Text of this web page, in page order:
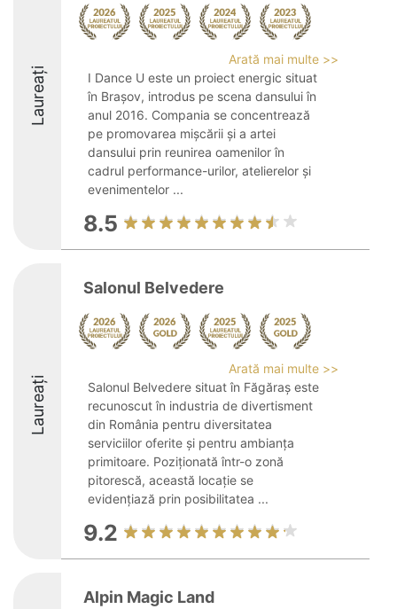
Laureați
Arată mai multe >>
I Dance U este un proiect energic situat
în Brașov, introdus pe scena dansului în
anul 2016. Compania se concentrează
pe promovarea mișcării și a artei
dansului prin reunirea oamenilor în
cadrul performance-urilor, atelierelor și
evenimentelor ...
8.5
Laureați
Salonul Belvedere
Arată mai multe >>
Salonul Belvedere situat în Făgăraș este
recunoscut în industria de divertisment
din România pentru diversitatea
serviciilor oferite și pentru ambianța
primitoare. Poziționată într-o zonă
pitorescă, această locație se
evidențiază prin posibilitatea ...
9.2
Alpin Magic Land